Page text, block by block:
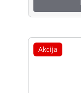
Akcija